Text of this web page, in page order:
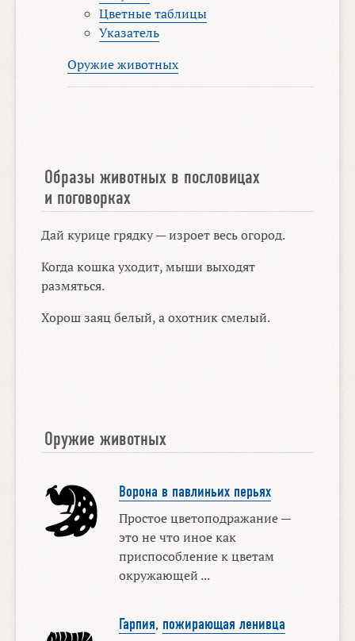
Цветные таблицы
Указатель
Оружие животных
Образы животных в пословицах
и поговорках
Дай курице грядку — изроет весь огород.
Когда кошка уходит, мыши выходят
размяться.
Хорош заяц белый, а охотник смелый.
Оружие животных
Ворона в павлиньих перьях
Простое цветоподражание —
это не что иное как
приспособление к цветам
окружающей ...
Гарпия, пожирающая ленивца